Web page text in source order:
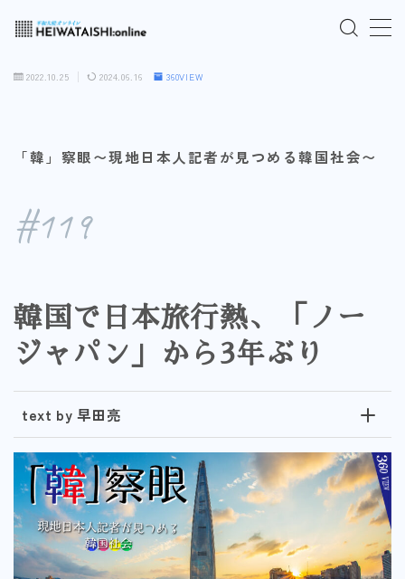
「HEIWATAISHI:online」について
よくあるご質問
2022.10.25 2024.06.16 360VIEW
「韓」察眼〜現地日本人記者が見つめる韓国社会〜
#119
韓国で日本旅行熱、「ノー
ジャパン」から3年ぶり
text by 早田亮